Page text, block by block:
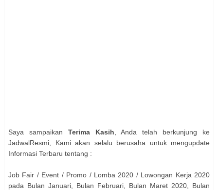
Saya sampaikan Terima Kasih , Anda telah berkunjung ke
JadwalResmi, Kami akan selalu berusaha untuk mengupdate
Informasi Terbaru tentang :
Job Fair / Event / Promo / Lomba 2020 / Lowongan Kerja 2020
pada Bulan Januari, Bulan Februari, Bulan Maret 2020, Bulan